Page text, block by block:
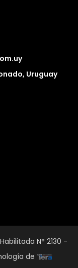
Uruguay
N° 2130 -
de